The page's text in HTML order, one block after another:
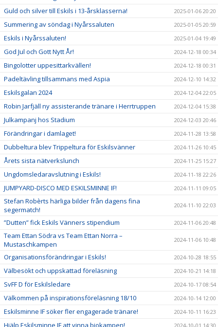
Guld och silver till Eskils i 13-årsklasserna! 2025-01-06 20:20
Summering av söndag i Nyårssaluten 2025-01-05 20:59
Eskils i Nyårssaluten! 2025-01-04 19:49
God Jul och Gott Nytt År! 2024-12-18 00:34
Bingolotter uppesittarkvällen! 2024-12-18 00:31
Padeltävling tillsammans med Aspia 2024-12-10 14:32
Eskilsgalan 2024 2024-12-04 22:05
Robin Jarfjäll ny assisterande tränare i Herrtruppen 2024-12-04 15:38
Julkampanj hos Stadium 2024-12-03 20:46
Förändringar i damlaget! 2024-11-28 13:58
Dubbeltura blev Trippeltura för Eskilsvänner 2024-11-26 10:45
Årets sista nätverkslunch 2024-11-25 15:27
Ungdomsledaravslutning i Eskils! 2024-11-18 22:26
JUMPYARD-DISCO MED ESKILSMINNE IF! 2024-11-11 09:05
Stefan Robèrts härliga bilder från dagens fina
segermatch!
2024-11-10 22:03
”Dutten” fick Eskils Vänners stipendium 2024-11-06 20:48
Team Ettan Södra vs Team Ettan Norra –
Mustaschkampen
2024-11-06 10:48
Organisationsförändringar i Eskils! 2024-10-28 18:55
Välbesökt och uppskattad föreläsning 2024-10-21 14:18
SvFF D för Eskilsledare 2024-10-17 08:54
Välkommen på inspirationsföreläsning 18/10 2024-10-14 12:00
Eskilsminne IF söker fler engagerade tränare! 2024-10-11 16:23
Hjälp Eskilsminne IF att vinna biokampen! 2024-10-01 14:30